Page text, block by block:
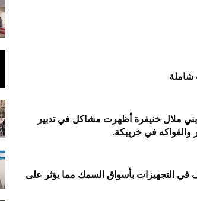
شاملة
ملال خنيفرة أظهرت مشاكل في تدبير
والفواكه في خريبكة.
في التجهيزات بأسواق السمك مما يؤثر على